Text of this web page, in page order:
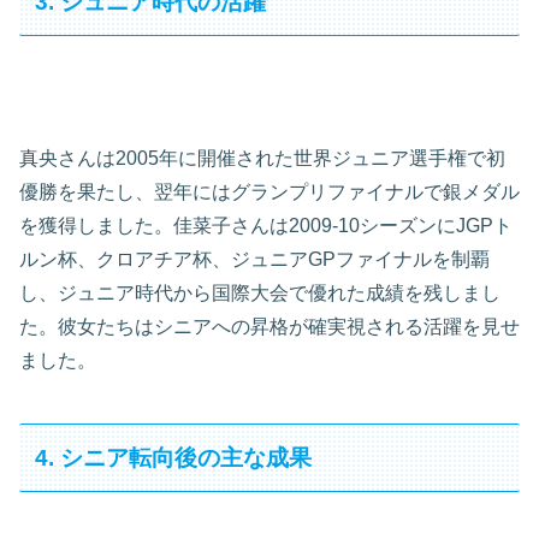
真央さんは2005年に開催された世界ジュニア選手権で初
優勝を果たし、翌年にはグランプリファイナルで銀メダル
を獲得しました。佳菜子さんは2009-10シーズンにJGPト
ルン杯、クロアチア杯、ジュニアGPファイナルを制覇
し、ジュニア時代から国際大会で優れた成績を残しまし
た。彼女たちはシニアへの昇格が確実視される活躍を見せ
ました。
4. シニア転向後の主な成果